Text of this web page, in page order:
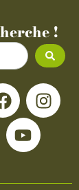
!
F
a
c
e
o
I
n
s
g
Y
o
u
t
u
b